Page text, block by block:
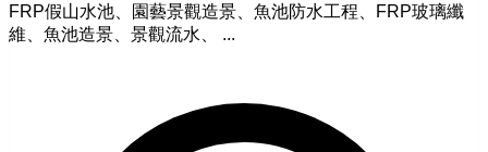
FRP假山水池、園藝景觀造景、魚池防水工程、FRP玻璃纖
維、魚池造景、景觀流水、 ...